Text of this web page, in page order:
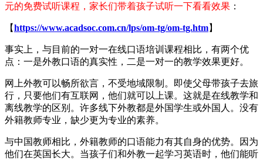
元的免费试听课程，家长们带着孩子试听一下看看效果 ：
【https://www.acadsoc.com.cn/lps/om-tg/om-tg.htm】
事实上，与目前的一对一在线口语培训课程相比，有两个优
点：一是外教口语的真实性，二是一对一的教学效果更好。
网上外教可以畅所欲言，不受地域限制。即使父母带孩子去旅
行，只要他们有互联网，他们就可以上课。这就是在线教学和
离线教学的区别。许多线下外教都是外国学生或外国人。没有
外籍教师专业，缺少更为专业的素养。
与中国教师相比，外籍教师的口语能力有其自身的优势。因为
他们在英国长大。当孩子们和外教一起学习英语时，他们能听